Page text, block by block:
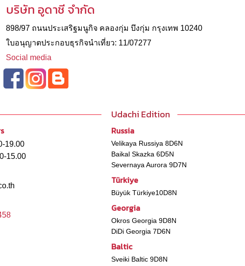
บริษัท อูดาชี จำกัด
898/97 ถนนประเสริฐมนูกิจ คลองกุ่ม บึงกุ่ม กรุงเทพ 10240
ใบอนุญาตประกอบธุรกิจนําเที่ยว: 11/07277
Social media
19.00
15.00
Udachi Edition
Russia
Velikaya Russiya 8D6N
Baikal Skazka 6D5N
Severnaya Aurora 9D7N
Türkiye
Büyük Türkiye10D8N
Georgia
Okros Georgia 9D8N
DiDi Georgia 7D6N
Baltic
Sveiki Baltic 9D8N